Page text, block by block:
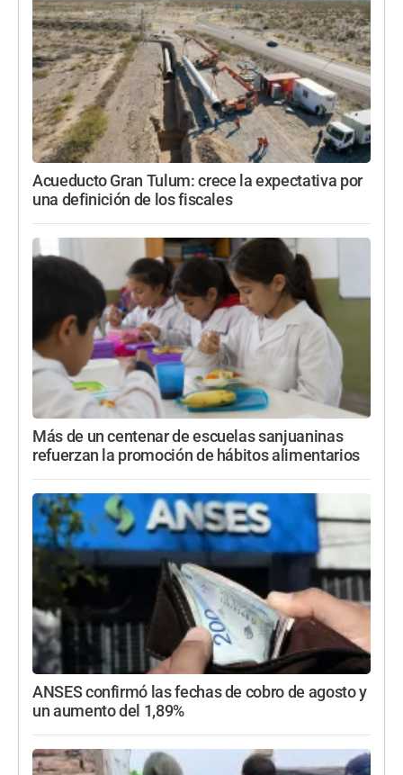
Acueducto Gran Tulum: crece la expectativa por
una definición de los fiscales
Más de un centenar de escuelas sanjuaninas
refuerzan la promoción de hábitos alimentarios
ANSES confirmó las fechas de cobro de agosto y
un aumento del 1,89%